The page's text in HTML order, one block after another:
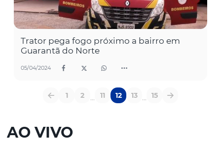
Trator pega fogo próximo a bairro em
Guarantã do Norte
05/04/2024
1 2 ... 11 12 13 ... 15
AO VIVO